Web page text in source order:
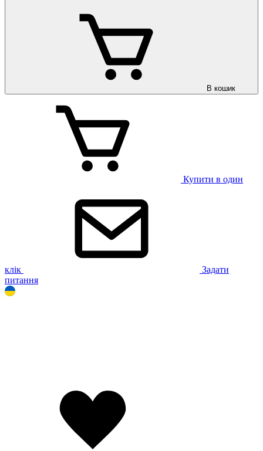
В кошик
Купити в один
клік
Задати
питання